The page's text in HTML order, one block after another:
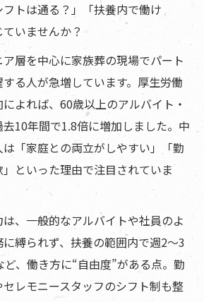
トは通る？」「扶養内で働け
いませんか？
層を中心に家族葬の現場でパート
る人が急増しています。厚生労働
よれば、60歳以上のアルバイト・
10年間で1.8倍に増加しました。中
「家庭との両立がしやすい」「勤
といった理由で注目されていま
、一般的なアルバイトや社員のよ
縛られず、扶養の範囲内で週2〜3
、働き方に“自由度”がある点。勤
レモニースタッフのシフト制も整